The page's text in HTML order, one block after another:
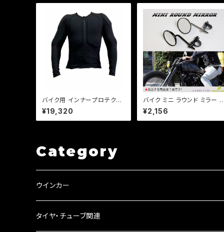
バイク用 インナープロテクタ
ー オールシーズンメッシュ ス
トレッチ生地 ソフトプロテクタ
ー採用 CE規格 肘、肩、背中、
¥19,320
バイク ミニ ラウンド ミラー
車 直径80mm ヴィンテージ
タイプ 片側 1本 ホンダ カワサ
キ SR TW FTR【ブラック】
¥2,156
Category
ウインカー
ウインカーリレー
タイヤ・チューブ関連